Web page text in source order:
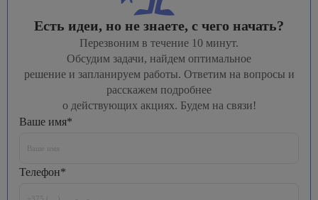
Есть идеи, но не знаете, с чего начать?
Перезвоним в течение 10 минут.
Обсудим задачи, найдем оптимальное
решение и запланируем работы. Ответим на вопросы и
расскажем подробнее
о действующих акциях. Будем на связи!
Ваше имя*
Телефон*